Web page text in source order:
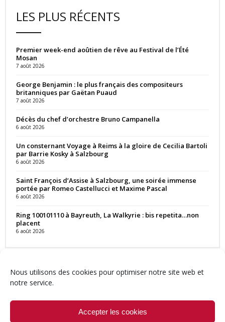
Nous utilisons des cookies pour optimiser notre site web et
notre service.
Accepter les cookies
LES PLUS RÉCENTS
Premier week-end aoûtien de rêve au Festival de l’Été
Mosan
7 août 2026
George Benjamin : le plus français des compositeurs
britanniques par Gaëtan Puaud
7 août 2026
Décès du chef d’orchestre Bruno Campanella
6 août 2026
Un consternant Voyage à Reims à la gloire de Cecilia Bartoli
par Barrie Kosky à Salzbourg
6 août 2026
Saint François d’Assise à Salzbourg, une soirée immense
portée par Romeo Castellucci et Maxime Pascal
6 août 2026
Ring 100101110 à Bayreuth, La Walkyrie : bis repetita…non
placent
6 août 2026